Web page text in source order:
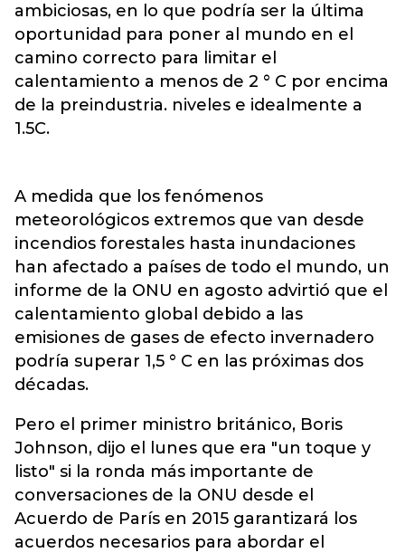
ambiciosas, en lo que podría ser la última
oportunidad para poner al mundo en el
camino correcto para limitar el
calentamiento a menos de 2 ° C por encima
de la preindustria. niveles e idealmente a
1.5C.
A medida que los fenómenos
meteorológicos extremos que van desde
incendios forestales hasta inundaciones
han afectado a países de todo el mundo, un
informe de la ONU en agosto advirtió que el
calentamiento global debido a las
emisiones de gases de efecto invernadero
podría superar 1,5 ° C en las próximas dos
décadas.
Pero el primer ministro británico, Boris
Johnson, dijo el lunes que era "un toque y
listo" si la ronda más importante de
conversaciones de la ONU desde el
Acuerdo de París en 2015 garantizará los
acuerdos necesarios para abordar el